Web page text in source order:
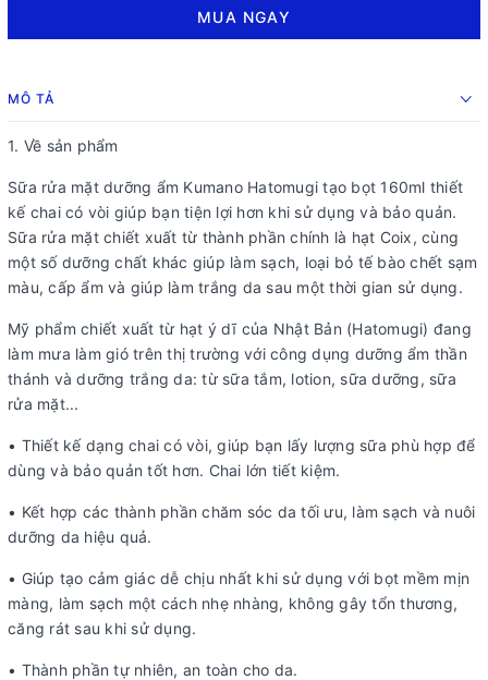
MUA NGAY
MÔ TẢ
1. Về sản phẩm
Sữa rửa mặt dưỡng ẩm Kumano Hatomugi tạo bọt 160ml thiết
kế chai có vòi giúp bạn tiện lợi hơn khi sử dụng và bảo quản.
Sữa rửa mặt chiết xuất từ thành phần chính là hạt Coix, cùng
một số dưỡng chất khác giúp làm sạch, loại bỏ tế bào chết sạm
màu, cấp ẩm và giúp làm trắng da sau một thời gian sử dụng.
Mỹ phẩm chiết xuất từ hạt ý dĩ của Nhật Bản (Hatomugi) đang
làm mưa làm gió trên thị trường với công dụng dưỡng ẩm thần
thánh và dưỡng trắng da: từ sữa tắm, lotion, sữa dưỡng, sữa
rửa mặt...
• Thiết kế dạng chai có vòi, giúp bạn lấy lượng sữa phù hợp để
dùng và bảo quản tốt hơn. Chai lớn tiết kiệm.
• Kết hợp các thành phần chăm sóc da tối ưu, làm sạch và nuôi
dưỡng da hiệu quả.
• Giúp tạo cảm giác dễ chịu nhất khi sử dụng với bọt mềm mịn
màng, làm sạch một cách nhẹ nhàng, không gây tổn thương,
căng rát sau khi sử dụng.
• Thành phần tự nhiên, an toàn cho da.